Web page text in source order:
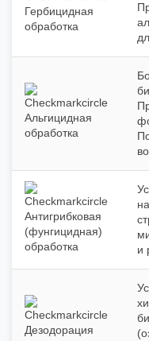
Гербицидная
обработка
Альгицидная
обработка
Антигрибковая
(фунгицидная)
обработка
и
Дезодорация